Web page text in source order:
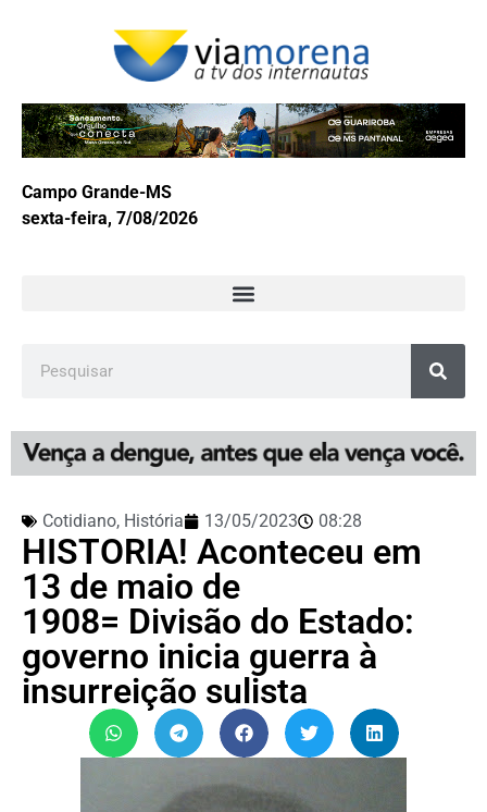
Campo Grande-MS
sexta-feira, 7/08/2026
Cotidiano, História 13/05/2023 08:28
HISTORIA! Aconteceu em
13 de maio de
1908= Divisão do Estado:
governo inicia guerra à
insurreição sulista